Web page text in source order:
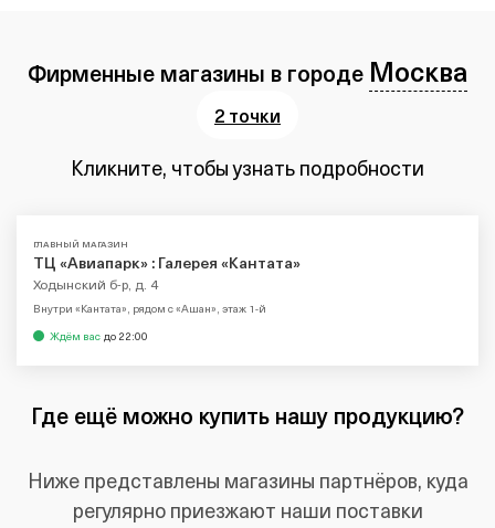
Фирменные магазины в городе Москва
2 точки
Кликните, чтобы узнать подробности
ГЛАВНЫЙ МАГАЗИН
ТЦ «Авиапарк» : Галерея «Кантата»
Ходынский б-р, д. 4
Внутри «Кантата», рядом с «Ашан», этаж 1-й
Ждём вас до 22:00
Где ещё можно купить нашу продукцию?
Ниже представлены магазины партнёров, куда
регулярно приезжают наши поставки